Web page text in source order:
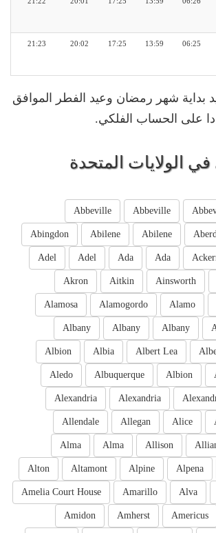
06:25
13:59
17:25
20:02
21:23
بداية شهر رمضان وعيد الفطر الموافق
على الحساب الفلكي.
الولايات المتحدة
Abbeville
Abbeville
Abilene
Abilene
Abingdon
Ada
Ada
Adel
Adel
Ainsworth
Aitkin
Akron
Alamo
Alamogordo
Alamosa
Albany
Albany
Albany
Albert Lea
Albia
Albion
Albion
Albuquerque
Aledo
Alexandria
Alexandria
Alice
Allegan
Allendale
Allison
Alma
Alma
Alpena
Alpine
Altamont
Alton
Alva
Amarillo
Amelia Court House
Americus
Amherst
Amidon